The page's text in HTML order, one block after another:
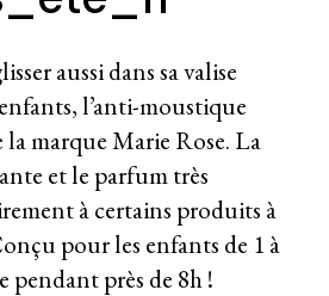
aussi dans sa valise
l’anti-moustique
la marque Marie Rose. La
et le parfum très
à certains produits à
pour les enfants de 1 à
pendant près de 8h !